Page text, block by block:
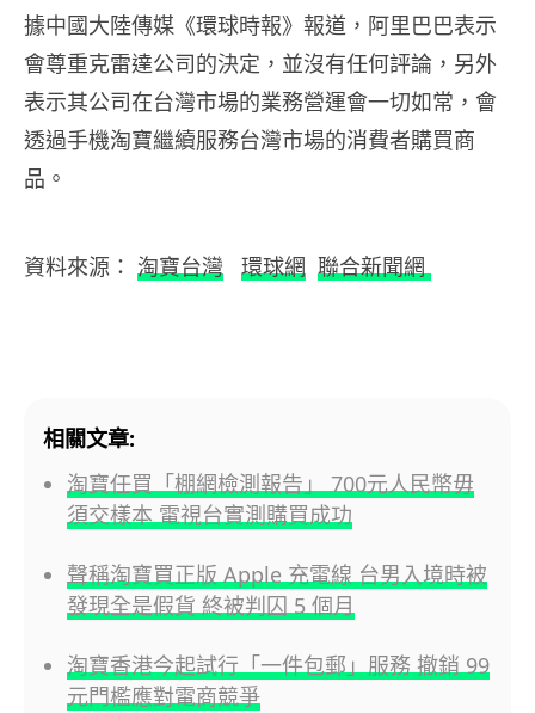
據中國大陸傳媒《環球時報》報道，阿里巴巴表示
會尊重克雷達公司的決定，並沒有任何評論，另外
表示其公司在台灣市場的業務營運會一切如常，會
透過手機淘寶繼續服務台灣市場的消費者購買商
品。
資料來源： 淘寶台灣 環球網 聯合新聞網
相關文章:
淘寶任買「棚網檢測報告」 700元人民幣毋
須交樣本 電視台實測購買成功
聲稱淘寶買正版 Apple 充電線 台男入境時被
發現全是假貨 終被判囚 5 個月
淘寶香港今起試行「一件包郵」服務 撤銷 99
元門檻應對電商競爭